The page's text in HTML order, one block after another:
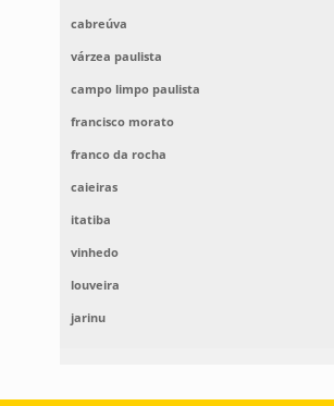
cabreúva
várzea paulista
campo limpo paulista
francisco morato
franco da rocha
caieiras
itatiba
vinhedo
louveira
jarinu